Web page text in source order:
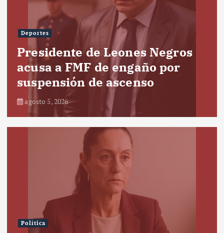
Deportes
Presidente de Leones Negros
acusa a FMF de engaño por
suspensión de ascenso
agosto 5, 2026
Política